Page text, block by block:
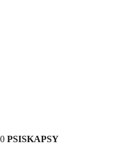
PSISKAPSY